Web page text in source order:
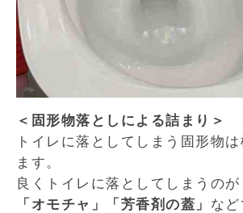
＜固形物落としによる詰まり＞
トイレに落としてしまう固形物
ます。
良くトイレに落としてしまうのが
「オモチャ」「芳香剤の蓋」 など